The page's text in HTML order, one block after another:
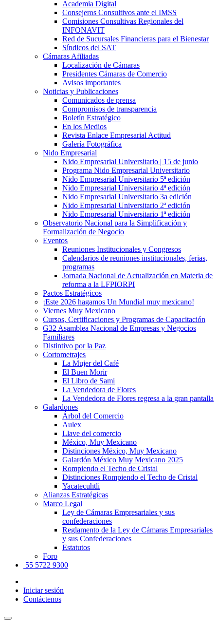
Academia Digital
Consejeros Consultivos ante el IMSS
Comisiones Consultivas Regionales del
INFONAVIT
Red de Sucursales Financieras para el Bienestar
Síndicos del SAT
Cámaras Afiliadas
Localización de Cámaras
Presidentes Cámaras de Comercio
Avisos importantes
Noticias y Publicaciones
Comunicados de prensa
Compromisos de transparencia
Boletín Estratégico
En los Medios
Revista Enlace Empresarial Actitud
Galería Fotográfica
Nido Empresarial
Nido Empresarial Universitario | 15 de junio
Programa Nido Empresarial Universitario
Nido Empresarial Universitario 5ª edición
Nido Empresarial Universitario 4ª edición
Nido Empresarial Universitario 3a edición
Nido Empresarial Universitario 2ª edición
Nido Empresarial Universitario 1ª edición
Observatorio Nacional para la Simplificación y
Formalización de Negocio
Eventos
Reuniones Institucionales y Congresos
Calendarios de reuniones institucionales, ferias,
programas
Jornada Nacional de Actualización en Materia de
reforma a la LFPIORPI
Pactos Estratégicos
¡Este 2026 hagamos Un Mundial muy mexicano!
Viernes Muy Mexicano
Cursos, Certificaciones y Programas de Capacitación
G32 Asamblea Nacional de Empresas y Negocios
Familiares
Distintivo por la Paz
Cortometrajes
La Mujer del Café
El Buen Morir
El Libro de Sami
La Vendedora de Flores
La Vendedora de Flores regresa a la gran pantalla
Galardones
Árbol del Comercio
Aulex
Llave del comercio
México, Muy Mexicano
Distinciones México, Muy Mexicano
Galardón México Muy Mexicano 2025
Rompiendo el Techo de Cristal
Distinciones Rompiendo el Techo de Cristal
Yacatecuhtli
Alianzas Estratégicas
Marco Legal
Ley de Cámaras Empresariales y sus
confederaciones
Reglamento de la Ley de Cámaras Empresariales
y sus Confederaciones
Estatutos
Foro
55 5722 9300
Iniciar sesión
Contáctenos